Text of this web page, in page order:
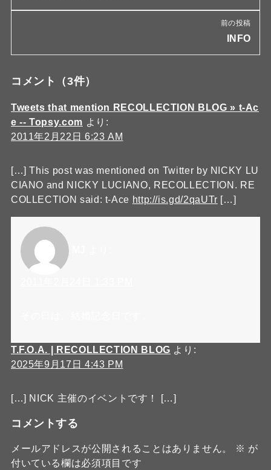
前の投稿
INFO
コメント （3件）
Tweets that mention RECOLLECTION BLOG » t-Ac
e -- Topsy.com より:
2011年2月22日 6:23 AM
[…] This post was mentioned on Twitter by NICKY LU
CIANO and NICKY LUCIANO, RECOLLECTION. RE
COLLECTION said: t-Ace http://is.gd/2qaUTr […]
T.F.O.A. | RECOLLECTION BLOG より:
2025年9月17日 4:43 PM
[…] NICK 主催のイベントです！ […]
コメントする
メールアドレスが公開されることはありません。 ※ が
付いている欄は必須項目です